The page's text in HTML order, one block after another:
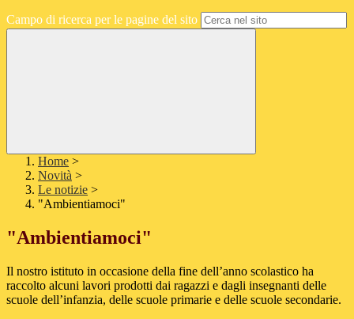
Campo di ricerca per le pagine del sito
Home >
Novità >
Le notizie >
"Ambientiamoci"
"Ambientiamoci"
Il nostro istituto in occasione della fine dell’anno scolastico ha
raccolto alcuni lavori prodotti dai ragazzi e dagli insegnanti delle
scuole dell’infanzia, delle scuole primarie e delle scuole secondarie.